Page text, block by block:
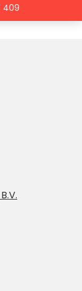
409